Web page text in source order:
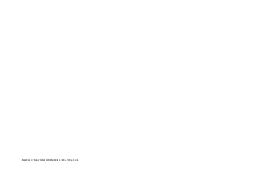
Assessoria jurídica ideal para o seu negócio